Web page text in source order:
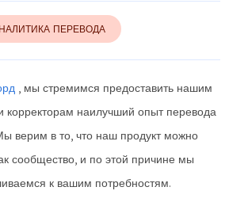
ПЕРЕВОДА
, мы стремимся предоставить нашим
корректорам наилучший опыт перевода
верим в то, что наш продукт можно
сообщество, и по этой причине мы
к вашим потребностям.